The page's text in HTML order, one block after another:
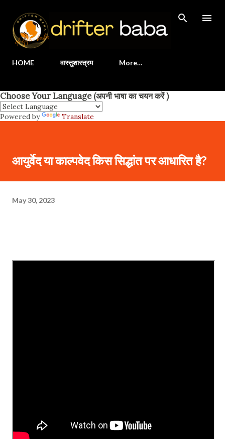
HOME वास्तुशास्त्रम More…
Choose Your Language (अपनी भाषा का चयन करें )
Powered by Translate
आयुर्वेद या काल्पवेद किस सिद्धांत पर आधारित है?
May 30, 2023